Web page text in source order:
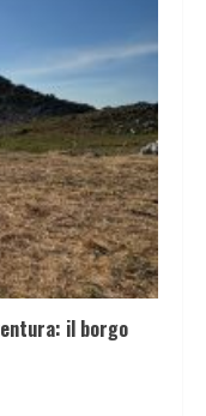
il borgo